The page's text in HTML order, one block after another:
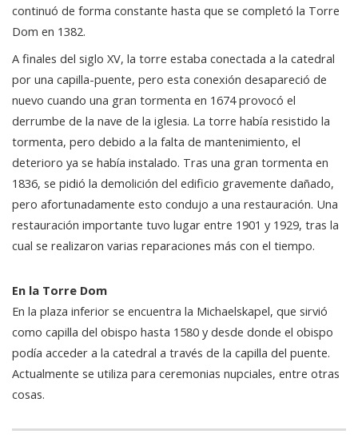
continuó de forma constante hasta que se completó la Torre
Dom en 1382.
A finales del siglo XV, la torre estaba conectada a la catedral
por una capilla-puente, pero esta conexión desapareció de
nuevo cuando una gran tormenta en 1674 provocó el
derrumbe de la nave de la iglesia. La torre había resistido la
tormenta, pero debido a la falta de mantenimiento, el
deterioro ya se había instalado. Tras una gran tormenta en
1836, se pidió la demolición del edificio gravemente dañado,
pero afortunadamente esto condujo a una restauración. Una
restauración importante tuvo lugar entre 1901 y 1929, tras la
cual se realizaron varias reparaciones más con el tiempo.
En la Torre Dom
En la plaza inferior se encuentra la Michaelskapel, que sirvió
como capilla del obispo hasta 1580 y desde donde el obispo
podía acceder a la catedral a través de la capilla del puente.
Actualmente se utiliza para ceremonias nupciales, entre otras
cosas.